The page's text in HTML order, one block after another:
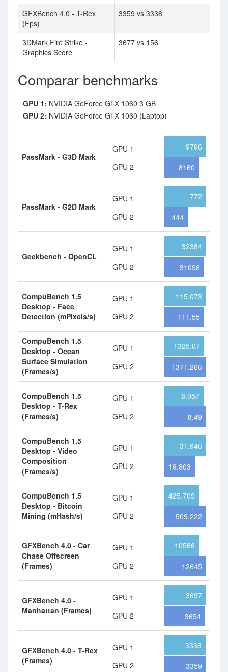
GFXBench 4.0 - T-Rex
(Fps)
3359 vs 3338
3DMark Fire Strike -
Graphics Score
3677 vs 156
Comparar benchmarks
GPU 1: NVIDIA GeForce GTX 1060 3 GB
GPU 2: NVIDIA GeForce GTX 1060 (Laptop)
PassMark - G3D Mark
GPU 1
GPU 2
9796
8160
PassMark - G2D Mark
GPU 1
GPU 2
772
444
Geekbench - OpenCL
GPU 1
GPU 2
32384
31098
CompuBench 1.5
Desktop - Face
Detection (mPixels/s)
GPU 1
GPU 2
115.073
111.55
CompuBench 1.5
Desktop - Ocean
Surface Simulation
(Frames/s)
GPU 1
GPU 2
1325.07
1371.266
CompuBench 1.5
Desktop - T-Rex
(Frames/s)
GPU 1
GPU 2
8.057
8.49
CompuBench 1.5
Desktop - Video
Composition
(Frames/s)
GPU 1
GPU 2
31.946
19.803
CompuBench 1.5
Desktop - Bitcoin
Mining (mHash/s)
GPU 1
GPU 2
425.709
509.222
GFXBench 4.0 - Car
Chase Offscreen
(Frames)
GPU 1
GPU 2
10566
12645
GFXBench 4.0 -
Manhattan (Frames)
GPU 1
GPU 2
3697
3654
GFXBench 4.0 - T-Rex
(Frames)
GPU 1
GPU 2
3338
3359